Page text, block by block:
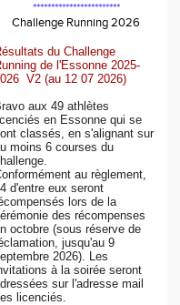
************************
Challenge Running 2026
du Challenge
de l'Essonne 2025-
V2 (au 12 07 2026)
aux 49 athlètes
en Essonne qui se
classés, en s'alignant sur
moins 6 courses du
au règlement,
d'entre eux seront
lors de la
des récompenses
octobre (sous réserve de
jusqu'au 9
2026). Les
à la soirée seront
sur l'adresse mail
licenciés.